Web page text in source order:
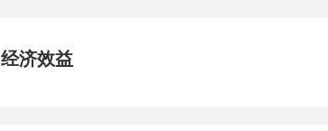
经济效益